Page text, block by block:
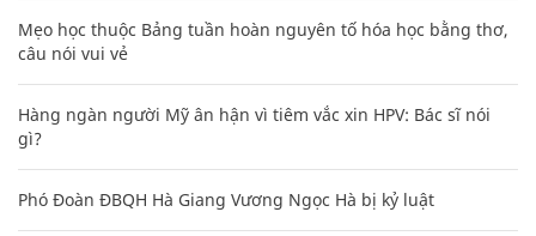
Mẹo học thuộc Bảng tuần hoàn nguyên tố hóa học bằng thơ,
câu nói vui vẻ
Hàng ngàn người Mỹ ân hận vì tiêm vắc xin HPV: Bác sĩ nói
gì?
Phó Đoàn ĐBQH Hà Giang Vương Ngọc Hà bị kỷ luật